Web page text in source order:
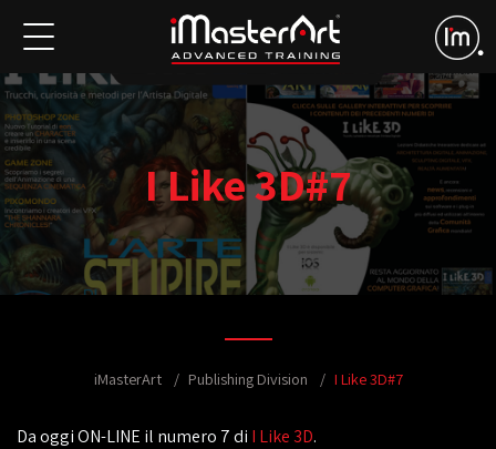
I Like 3D#7
iMasterArt Publishing Division I Like 3D#7
Da oggi ON-LINE il numero 7 di I Like 3D.